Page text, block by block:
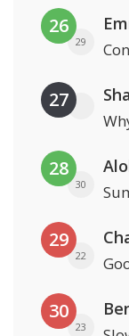
26
29
27
28
30
29
22
30
23